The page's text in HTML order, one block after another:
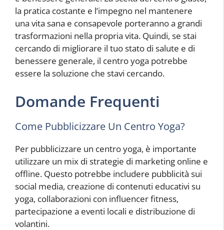
la pratica costante e l’impegno nel mantenere
una vita sana e consapevole porteranno a grandi
trasformazioni nella propria vita. Quindi, se stai
cercando di migliorare il tuo stato di salute e di
benessere generale, il centro yoga potrebbe
essere la soluzione che stavi cercando.
Domande Frequenti
Come Pubblicizzare Un Centro Yoga?
Per pubblicizzare un centro yoga, è importante
utilizzare un mix di strategie di marketing online e
offline. Questo potrebbe includere pubblicità sui
social media, creazione di contenuti educativi su
yoga, collaborazioni con influencer fitness,
partecipazione a eventi locali e distribuzione di
volantini.